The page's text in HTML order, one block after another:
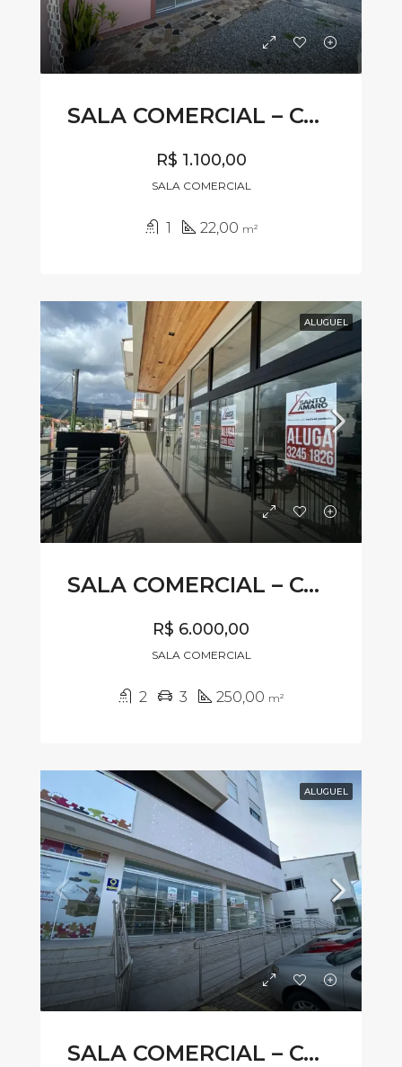
SALA COMERCIAL – CÓDIGO SL550
R$ 1.100,00
SALA COMERCIAL
1 22,00 m²
ALUGUEL
SALA COMERCIAL – CÓDIGO SL665
R$ 6.000,00
SALA COMERCIAL
2 3 250,00 m²
ALUGUEL
SALA COMERCIAL – CÓDIG SL358